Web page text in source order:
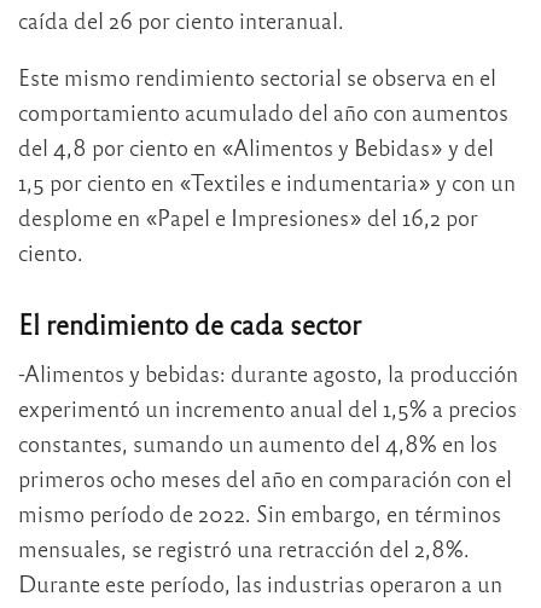
caída del 26 por ciento interanual.
Este mismo rendimiento sectorial se observa en el
comportamiento acumulado del año con aumentos
del 4,8 por ciento en «Alimentos y Bebidas» y del
1,5 por ciento en «Textiles e indumentaria» y con un
desplome en «Papel e Impresiones» del 16,2 por
ciento.
El rendimiento de cada sector
-Alimentos y bebidas: durante agosto, la producción
experimentó un incremento anual del 1,5% a precios
constantes, sumando un aumento del 4,8% en los
primeros ocho meses del año en comparación con el
mismo período de 2022. Sin embargo, en términos
mensuales, se registró una retracción del 2,8%.
Durante este período, las industrias operaron a un